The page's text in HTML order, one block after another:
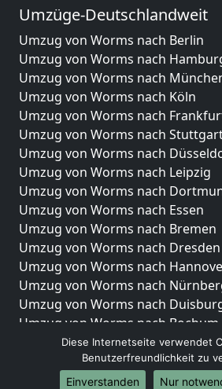
Umzüge-Deutschlandweit
Umzug von Worms nach Berlin
Umzug von Worms nach
Umzug von Worms nach
Umzug von Worms nach Köln
Umzug von Worms nach
Umzug von Worms nach
Umzug von Worms nach
Umzug von Worms nach Leipzig
Umzug von Worms nach
Umzug von Worms nach Essen
Umzug von Worms nach Bremen
Umzug von Worms nach Dresden
Umzug von Worms nach
Umzug von Worms nach
Umzug von Worms nach
Umzug von Worms nach Bochum
Umzug von Worms nach
Umzug von Worms nach Bielefeld
Umzug von Worms nach Bonn
Diese Internetseite verwendet
Benutzerfreundlichkeit zu
Einverstanden
Nur